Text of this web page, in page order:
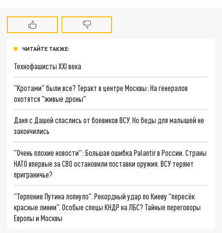
ЧИТАЙТЕ ТАКЖЕ:
Технофашисты XXI века
"Кротами" были все? Теракт в центре Москвы: На генералов
охотятся "живые дроны"
Даня с Дашей спаслись от боевиков ВСУ. Но беды для малышей не
закончились
"Очень плохие новости": Большая ошибка Palantir в России. Страны
НАТО впервые за СВО остановили поставки оружия. ВСУ теряют
приграничье?
"Терпение Путина лопнуло". Рекордный удар по Киеву "пересёк
красные линии". Особые спецы КНДР на ЛБС? Тайные переговоры
Европы и Москвы